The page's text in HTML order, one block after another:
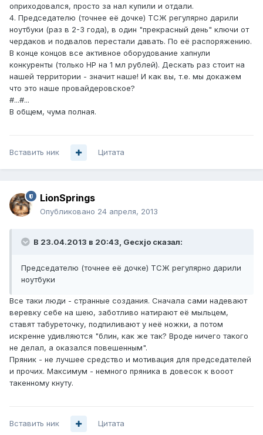
оприходовался, просто за нал купили и отдали.
4. Председателю (точнее её дочке) ТСЖ регулярно дарили
ноутбуки (раз в 2-3 года), в один "прекрасный день" ключи от
чердаков и подвалов перестали давать. По её распоряжению.
В конце концов все активное оборудование хапнули
конкуренты (только НР на 1 мл рублей). Дескать раз стоит на
нашей территории - значит наше! И как вы, т.е. мы докажем
что это наше провайдеровское?
#...#...
В общем, чума полная.
Вставить ник Цитата
LionSprings
Опубликовано 24 апреля, 2013
В 23.04.2013 в 20:43, Gecxjo сказал:
Председателю (точнее её дочке) ТСЖ регулярно дарили
ноутбуки
Все таки люди - странные создания. Сначала сами надевают
веревку себе на шею, заботливо натирают её мыльцем,
ставят табуреточку, подпиливают у неё ножки, а потом
искренне удивляются "блин, как же так? Вроде ничего такого
не делал, а оказался повешенным".
Пряник - не лучшее средство и мотивация для председателей
и прочих. Максимум - немного пряника в довесок к вооот
такенному кнуту.
Вставить ник Цитата